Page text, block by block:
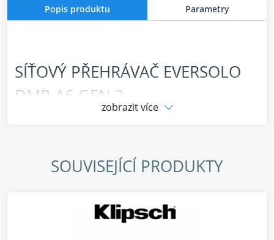
Popis produktu Parametry
SÍŤOVÝ PŘEHRÁVAČ EVERSOLO
DMP-A6 GEN 2
DMP-A6 Gen 2 je přehrávač "vše v jednom" navržen
vyznačuje velkou pamětí, 2 profesionálními
ES9038Q2M DAC čipy a plně symetrickou
zobrazit více
SOUVISEJÍCÍ PRODUKTY